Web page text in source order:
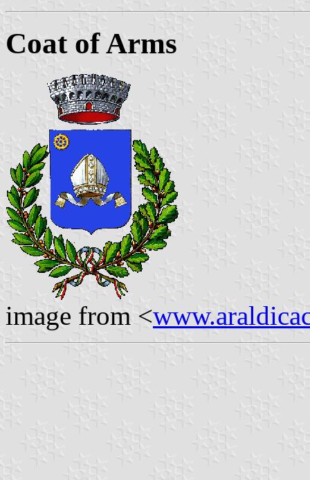
Coat of Arms
image from <